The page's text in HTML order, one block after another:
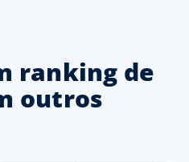
ranking de
outros